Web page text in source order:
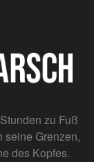
zu Fuß
seine Grenzen,
des Kopfes.